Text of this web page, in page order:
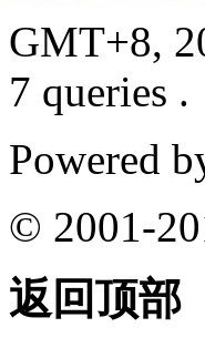
GMT+8,
7 queries .
Powered
© 2001-
返回顶部